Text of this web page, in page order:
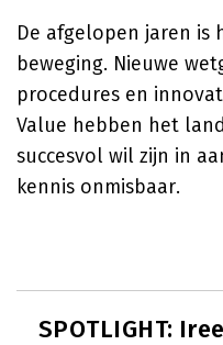
De afgelopen jaren is
beweging. Nieuwe
procedures en
Value hebben het
succesvol wil zijn in
kennis onmisbaar.
SPOTLIGHT: